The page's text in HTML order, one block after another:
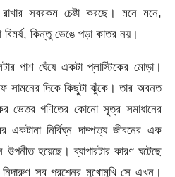
সবরকম চেষ্টা করছে। মনে মনে,
বিমর্ষ, কিন্তু ভেঙে পড়া কাতর নয়।
পাশ ঘেঁষে একটা প্লাস্টিকের মোড়া।
সামনের দিকে কিছুটা ঝুঁকে। তার অবনত
ভেতর গণিতের কোনো সূত্র সমাধানের
নির্বিঘ্ন দাম্পত্য জীবনের এক
উপনীত হয়েছে। ব্যাপারটার কারণ ঘটেছে
সব প্রশ্নের মুখোমুখি সে এখন।